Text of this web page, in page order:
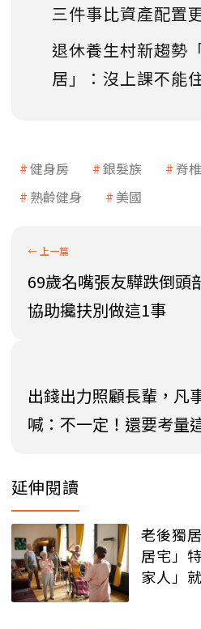
三件事比資產配置
退休養生村新趨勢
居」：沒上課不能
健身房 銀髮族 脊
熟齡健身
美國
69歲名嘴張友驊跌倒頭
協助攙扶別做這1事
出錢出力照顧長輩，凡
喊：不一定！還要考量
延伸閱讀
老後獨
居宅」
家人」